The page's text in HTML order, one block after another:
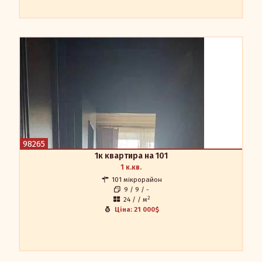
98265
1к квартира на 101
1 к.кв.
101 мікрорайон
9 / 9 / -
24 / / м2
Ціна: 21 000$
Наталія 0504521275
0684521275